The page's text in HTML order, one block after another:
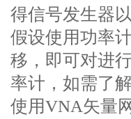
得信号发生器
假设使用功率
移，即可对进
率计，如需了
使用VNA矢量